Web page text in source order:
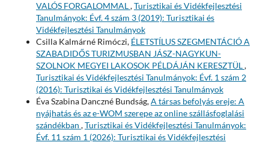
VALÓS FORGALOMMAL,Turisztikai és Vidékfejlesztési
Tanulmányok: Évf. 4 szám 3 (2019): Turisztikai és
Vidékfejlesztési Tanulmányok
Csilla Kalmárné Rimóczi, ÉLETSTÍLUS SZEGMENTÁCIÓ A
SZABADIDŐS TURIZMUSBAN JÁSZ-NAGYKUN-
SZOLNOK MEGYEI LAKOSOK PÉLDÁJÁN KERESZTÜL,
Turisztikai és Vidékfejlesztési Tanulmányok: Évf. 1 szám 2
(2016): Turisztikai és Vidékfejlesztési Tanulmányok
Éva Szabina Danczné Bundság,A társas befolyás ereje: A
nyájhatás és az e-WOM szerepe az online szállásfoglalási
szándékban ,Turisztikai és Vidékfejlesztési Tanulmányok:
Évf. 11 szám 1 (2026): Turisztikai és Vidékfejlesztési